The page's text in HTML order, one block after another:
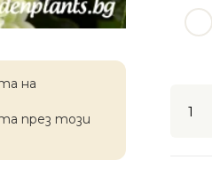
на
през този